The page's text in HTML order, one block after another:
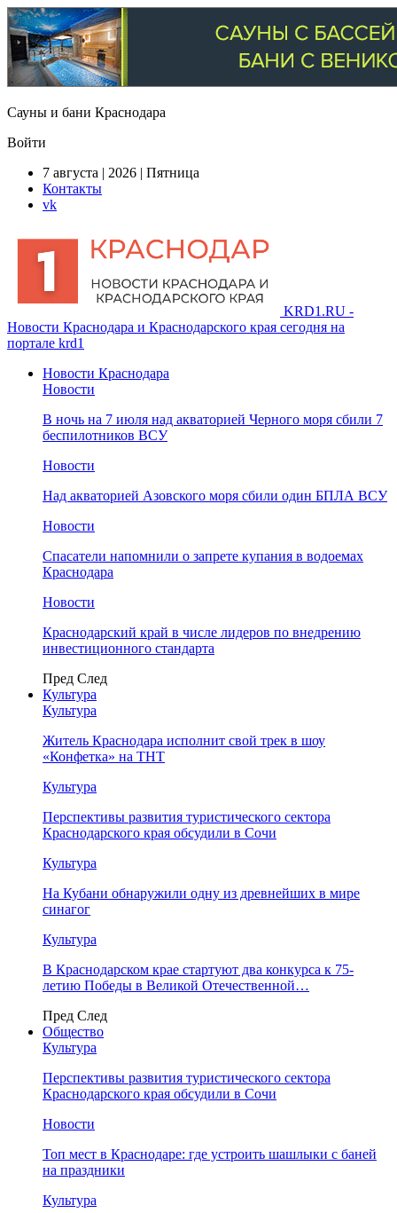
Сауны и бани Краснодара
Войти
7 августа | 2026 | Пятница
Контакты
vk
KRD1.RU -
Новости Краснодара и Краснодарского края сегодня на
портале krd1
Новости Краснодара
Новости
В ночь на 7 июля над акваторией Черного моря сбили 7
беспилотников ВСУ
Новости
Над акваторией Азовского моря сбили один БПЛА ВСУ
Новости
Спасатели напомнили о запрете купания в водоемах
Краснодара
Новости
Краснодарский край в числе лидеров по внедрению
инвестиционного стандарта
Пред След
Культура
Культура
Житель Краснодара исполнит свой трек в шоу
«Конфетка» на ТНТ
Культура
Перспективы развития туристического сектора
Краснодарского края обсудили в Сочи
Культура
На Кубани обнаружили одну из древнейших в мире
синагог
Культура
В Краснодарском крае стартуют два конкурса к 75-
летию Победы в Великой Отечественной…
Пред След
Общество
Культура
Перспективы развития туристического сектора
Краснодарского края обсудили в Сочи
Новости
Топ мест в Краснодаре: где устроить шашлыки с баней
на праздники
Культура